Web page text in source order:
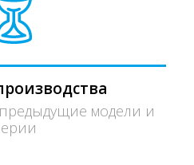
модели и